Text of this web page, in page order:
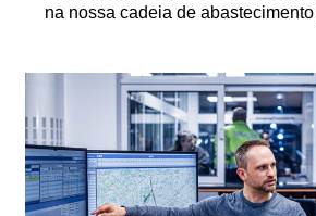
na nossa cadeia de